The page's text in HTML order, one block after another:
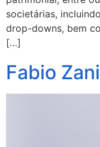
societárias,
drop-downs, bem
[…]
Fabio